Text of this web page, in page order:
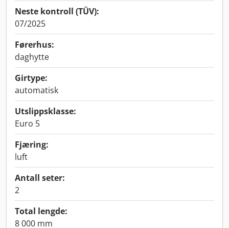
Neste kontroll (TÜV):
07/2025
Førerhus:
daghytte
Girtype:
automatisk
Utslippsklasse:
Euro 5
Fjæring:
luft
Antall seter:
2
Total lengde:
8 000 mm